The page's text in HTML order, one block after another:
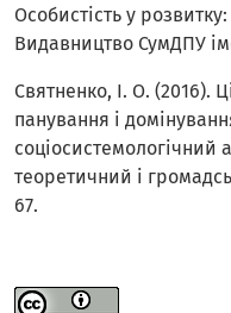
Особистість у
Видавництво СумДПУ
Святненко, І. О. (2016).
панування і
соціосистемологічний
теоретичний і
67.